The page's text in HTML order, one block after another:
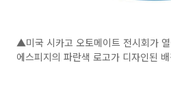
▲미국 시카고 오토메이트 전시회가
에스피지의 파란색 로고가 디자인된